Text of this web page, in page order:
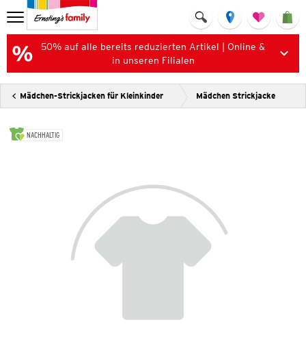
50% auf alle bereits reduzierten Artikel | Online &
in unseren Filialen
Mädchen-Strickjacken für Kleinkinder Mädchen Strickjacke
NACHHALTIG